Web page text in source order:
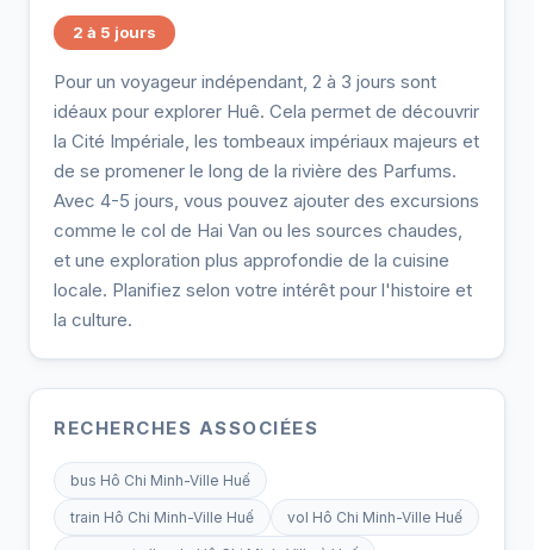
2 à 5 jours
Pour un voyageur indépendant, 2 à 3 jours sont
idéaux pour explorer Huê. Cela permet de découvrir
la Cité Impériale, les tombeaux impériaux majeurs et
de se promener le long de la rivière des Parfums.
Avec 4-5 jours, vous pouvez ajouter des excursions
comme le col de Hai Van ou les sources chaudes,
et une exploration plus approfondie de la cuisine
locale. Planifiez selon votre intérêt pour l'histoire et
la culture.
RECHERCHES ASSOCIÉES
bus Hô Chi Minh-Ville Huế
train Hô Chi Minh-Ville Huế vol Hô Chi Minh-Ville Huế